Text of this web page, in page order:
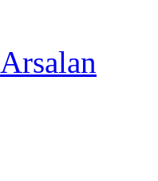
Arsalan